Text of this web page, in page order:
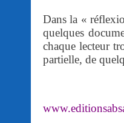
Dans la «
quelques
chaque lecteur
partielle, de